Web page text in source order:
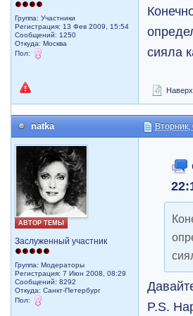
Группа: Участники
Регистрация: 13 Фев 2009, 15:54
Сообщений: 1250
Откуда: Москва
Пол:
сияла
Наверх
natka
АВТОР ТЕМЫ
Заслуженный участник
Группа: Модераторы
Регистрация: 7 Июн 2008, 08:29
Сообщений: 8292
Откуда: Санкт-Петербург
Пол:
P.S.